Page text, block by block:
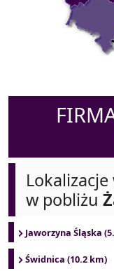
Lokalizacje
w pobliżu
Jaworzyna Śląska
Świdnica (10.2 km)